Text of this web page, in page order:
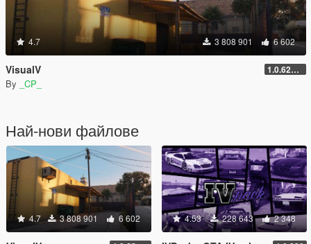
4.7 3 808 901 6 602
VisualV 1.0.620 (Legacy)
By _CP_
Най-нови файлове
4.7 3 808 901 6 602 4.53 228 643 2 348